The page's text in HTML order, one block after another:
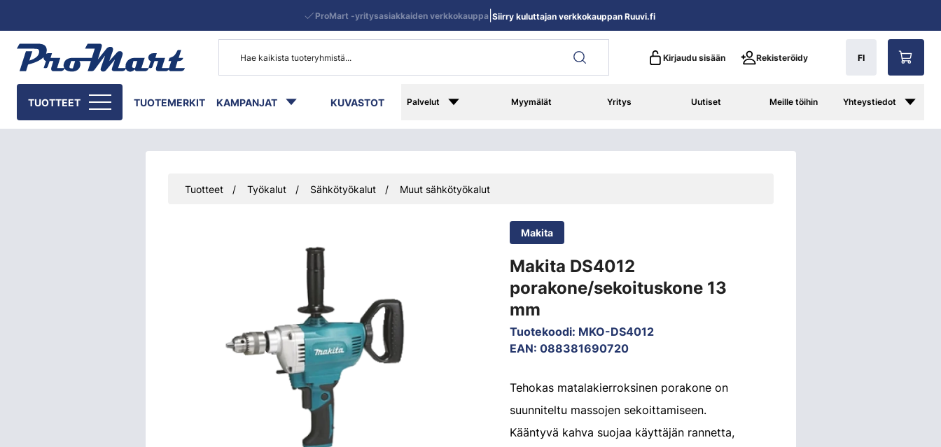
Kirjaudu sisään Rekisteröidy FI
TUOTTEET TUOTEMERKIT KAMPANJAT KUVASTOT Palvelut Myymälät Yritys Uutiset Meille töihin Yhteystiedot
ProMart -yritysasiakkaiden verkkokauppa| Siirry kuluttajan verkkokauppan Ruuvi.fi
Tuotteet Työkalut Sähkötyökalut Muut sähkötyökalut
Makita
Makita DS4012
porakone/sekoituskone 13
mm
Tuotekoodi: MKO-DS4012
EAN: 088381690720
Tehokas matalakierroksinen porakone on
suunniteltu massojen sekoittamiseen.
Kääntyvä kahva suojaa käyttäjän rannetta,